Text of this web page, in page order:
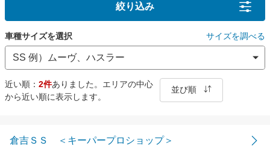
絞り込み
車種サイズを選択 サイズを調べる
近い順： 2件ありました。エリアの中心
から近い順に表示します。
並び順
倉吉ＳＳ ＜キーパープロショップ＞